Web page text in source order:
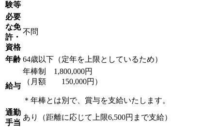
験等
必要
な免
許・
資格
不問
年齢 64歳以下（定年を上限としているため）
給与
年棒制 1,800,000円
（月額 150,000円）
＊年棒とは別で、賞与を支給いたします。
通勤
手当
あり（距離に応じて上限6,500円まで支給）